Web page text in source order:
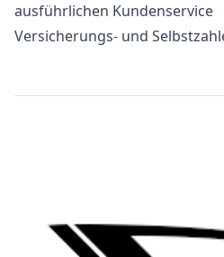
ausführlichen Kundenservice
Versicherungs- und